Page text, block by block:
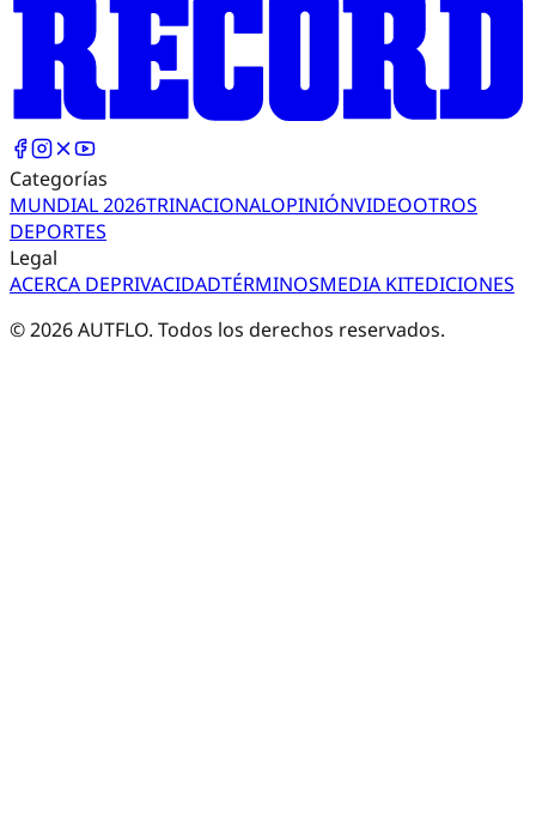
Categorías
MUNDIAL 2026TRINACIONALOPINIÓNVIDEOOTROS
DEPORTES
Legal
ACERCA DEPRIVACIDADTÉRMINOSMEDIA KITEDICIONES
©2026AUTFLO. Todos los derechos reservados.